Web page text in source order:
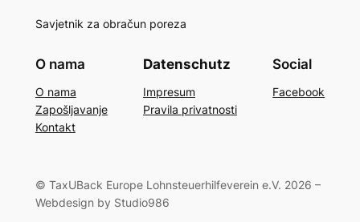
Savjetnik za obračun poreza
O nama
O nama
Zapošljavanje
Kontakt
Datenschutz
Impresum
Pravila privatnosti
Social
Facebook
© TaxUBack Europe Lohnsteuerhilfeverein e.V. 2026 –
Webdesign by Studio986